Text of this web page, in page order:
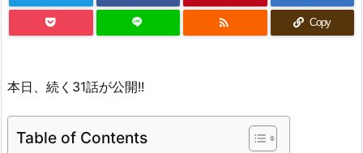
 Copy
本日、続く31話が公開!!
Table of Contents